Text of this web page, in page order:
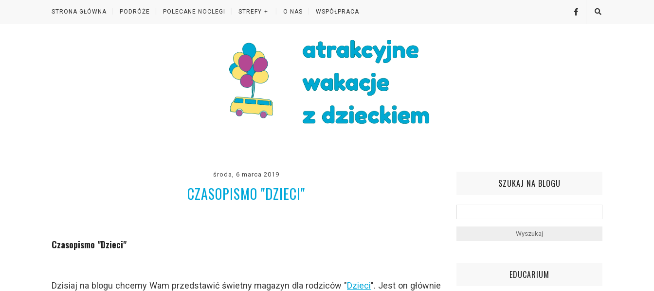
STRONA GŁÓWNA PODRÓŻE POLECANE NOCLEGI STREFY O NAS WSPÓŁPRACA
środa, 6 marca 2019
CZASOPISMO "DZIECI"
Czasopismo "Dzieci"
Dzisiaj na blogu chcemy Wam przedstawić świetny magazyn dla rodziców "Dzieci". Jest on głównie
SZUKAJ NA BLOGU
EDUCARIUM